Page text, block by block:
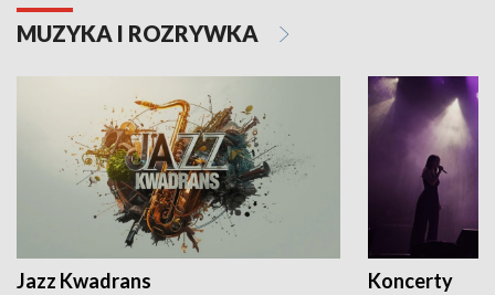
MUZYKA I ROZRYWKA
Jazz Kwadrans Koncerty